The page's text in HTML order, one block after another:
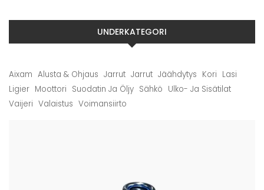
UNDERKATEGORI
Aixam Alusta & Ohjaus Jarrut Jarrut Jäähdytys Kori Lasi
Ligier Moottori Suodatin Ja Öljy Sähkö Ulko- Ja Sisätilat
Vaijeri Valaistus Voimansiirto